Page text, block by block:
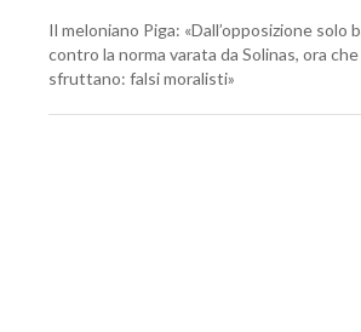
Il meloniano Piga: «Dall’opposizione
contro la norma varata da Solinas, ora
sfruttano: falsi moralisti»